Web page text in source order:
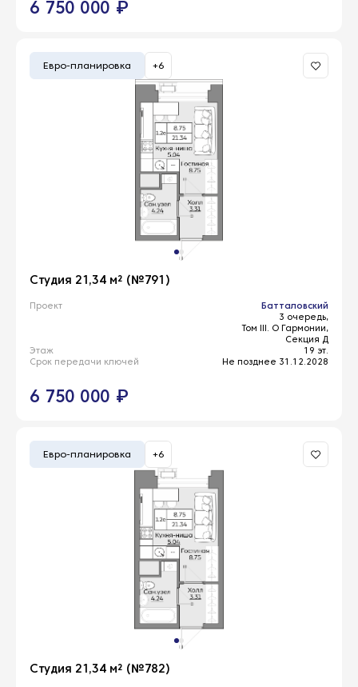
6 750 000 ₽
Евро-планировка +6
Студия 21,34 м² (№791)
Проект
Батталовский
3 очередь,
Том III. О Гармонии,
Секция Д
Этаж
19 эт.
Срок передачи ключей
Не позднее 31.12.2028
6 750 000 ₽
Евро-планировка +6
Студия 21,34 м² (№782)